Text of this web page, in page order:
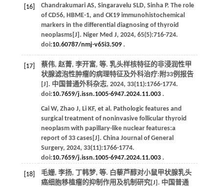
[16] Chandrakumari AS, Singaravelu SLD, Sinha P. The role
of CD56, HBME-1, and CK19 immunohistochemical
markers in the differential diagnosing of thyroid
neoplasms[J]. Niger Med J, 2024, 65(5):716-724.
doi:10.60787/nmj-v65i3.509.
[17] 蔡伟, 赵菁, 李开富, 等. 乳头样核特征的非浸润性甲
状腺滤泡性肿瘤的病理特征及外科治疗:附33例报告
[J]. 中国普通外科杂志, 2024, 33(11):1766-1774.
doi:10.7659/j.issn.1005-6947.2024.11.003.
Cai W, Zhao J, Li KF, et al . Pathologic features and
surgical treatment of noninvasive follicular thyroid
neoplasm with papillary-like nuclear features:a
report of 33 cases[J]. China Journal of General
Surgery, 2024, 33(11):1766-1774.
doi:10.7659/j.issn.1005-6947.2024.11.003.
[18] 毛姗, 李扬, 丁韩梦, 等. 白藜芦醇对小鼠甲状腺乳头
癌细胞移植瘤的抑制作用及机制研究[J]. 中国普通